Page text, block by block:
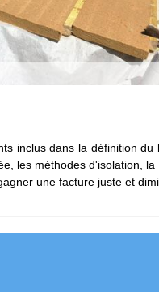
inclus dans la définition du
les méthodes d'isolation,
une facture juste et